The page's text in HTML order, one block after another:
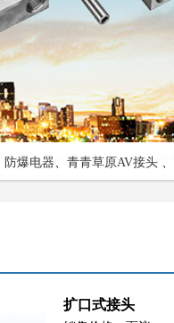
防爆电器、 青青草原AV接头 、
扩口式接头